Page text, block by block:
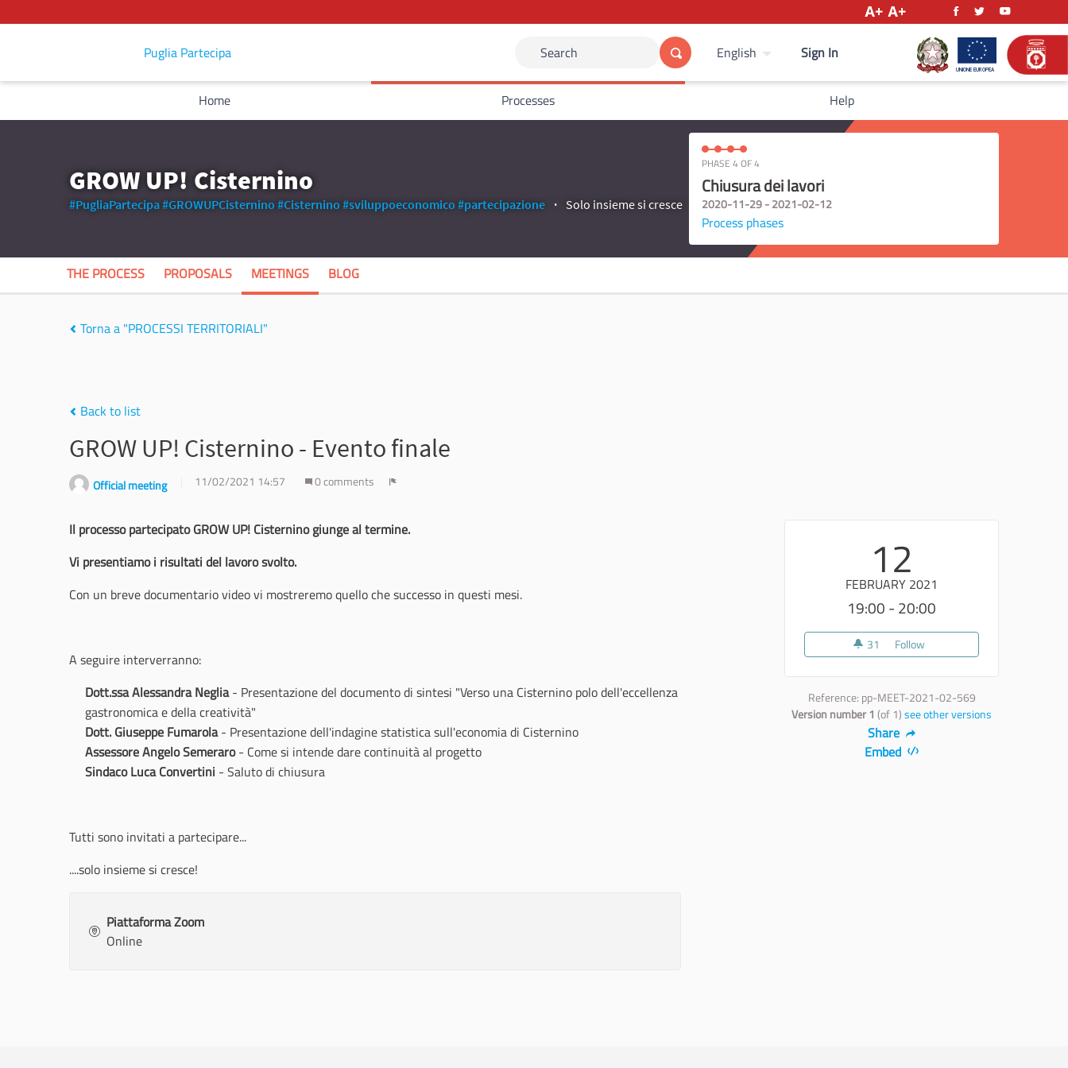
Puglia Partecipa Search English Sign In
Home Processes Help
GROW UP! Cisternino
#PugliaPartecipa#GROWUPCisternino #Cisternino #sviluppoeconomico #partecipazione Solo insieme si cresce
PHASE 4 OF 4
Chiusura dei lavori
2020-11-29 - 2021-02-12
Process phases
THE PROCESS PROPOSALS MEETINGS BLOG
Torna a "PROCESSI TERRITORIALI"
Back to list
GROW UP! Cisternino - Evento finale
Official meeting 11/02/2021 14:57 0 comments
12
FEBRUARY 2021
19:00 - 20:00
31 31 followers
Follow
Reference: pp-MEET-2021-02-569
Version number 1 (of 1)see other versions
Share
Embed
Il processo partecipato GROW UP! Cisternino giunge al termine.
Vi presentiamo i risultati del lavoro svolto.
Con un breve documentario video vi mostreremo quello che successo in questi mesi.
A seguire interverranno:
Dott.ssa Alessandra Neglia- Presentazione del documento di sintesi "Verso una Cisternino polo dell'eccellenza
gastronomica e della creatività"
Dott. Giuseppe Fumarola- Presentazione dell'indagine statistica sull'economia di Cisternino
Assessore Angelo Semeraro- Come si intende dare continuità al progetto
Sindaco Luca Convertini - Saluto di chiusura
Tutti sono invitati a partecipare...
....solo insieme si cresce!
Piattaforma Zoom
Online